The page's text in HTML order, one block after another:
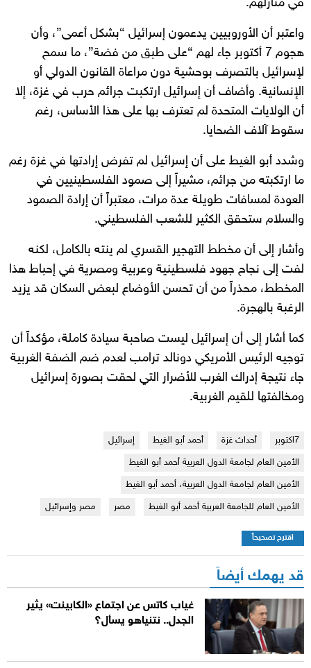
في منازلهم.
واعتبر أن الأوروبيين يدعمون إسرائيل “بشكل أعمى”، وأن
هجوم 7 أكتوبر جاء لهم “على طبق من فضة”، ما سمح
لإسرائيل بالتصرف بوحشية دون مراعاة القانون الدولي أو
الإنسانية. وأضاف أن إسرائيل ارتكبت جرائم حرب في غزة، إلا
أن الولايات المتحدة لم تعترف بها على هذا الأساس، رغم
سقوط آلاف الضحايا.
وشدد أبو الغيط على أن إسرائيل لم تفرض إرادتها في غزة رغم
ما ارتكبته من جرائم، مشيراً إلى صمود الفلسطينيين في
العودة لمسافات طويلة عدة مرات، معتبراً أن إرادة الصمود
والسلام ستحقق الكثير للشعب الفلسطيني.
وأشار إلى أن مخطط التهجير القسري لم ينته بالكامل، لكنه
لفت إلى نجاح جهود فلسطينية وعربية ومصرية في إحباط هذا
المخطط، محذراً من أن تحسن الأوضاع لبعض السكان قد يزيد
الرغبة بالهجرة.
كما أشار إلى أن إسرائيل ليست صاحبة سيادة كاملة، مؤكداً أن
توجيه الرئيس الأمريكي دونالد ترامب لعدم ضم الضفة الغربية
جاء نتيجة إدراك الغرب للأضرار التي لحقت بصورة إسرائيل
ومخالفتها للقيم الغربية.
7اكتوبر أحداث غزة أحمد أبو الغيط
إسرائيل
الأمين العام لجامعة الدول العربية أحمد أبو الغيط
الأمين العام لجامعة الدول العربية، أحمد أبو الغيط
الأمين العام للجامعة العربية أحمد أبو الغيط
مصر مصر وإسرائيل
اقترح تصحيحاً
قد يهمك أيضاً
غياب كاتس عن اجتماع «الكابينت» يثير
الجدل.. نتنياهو يسأل؟